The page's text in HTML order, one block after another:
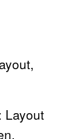
Layout